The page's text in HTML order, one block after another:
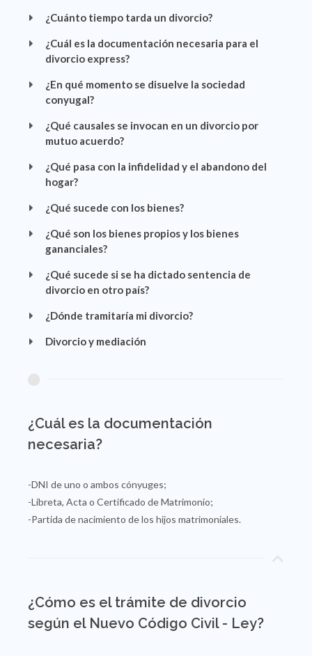
¿Cuánto tiempo tarda un divorcio?
¿Cuál es la documentación necesaria para el
divorcio express?
¿En qué momento se disuelve la sociedad
conyugal?
¿Qué causales se invocan en un divorcio por
mutuo acuerdo?
¿Qué pasa con la infidelidad y el abandono del
hogar?
¿Qué sucede con los bienes?
¿Qué son los bienes propios y los bienes
gananciales?
¿Qué sucede si se ha dictado sentencia de
divorcio en otro país?
¿Dónde tramitaría mi divorcio?
Divorcio y mediación
¿Cuál es la documentación
necesaria?
-DNI de uno o ambos cónyuges;
-Libreta, Acta o Certificado de Matrimonio;
-Partida de nacimiento de los hijos matrimoniales.
¿Cómo es el trámite de divorcio
según el Nuevo Código Civil - Ley?